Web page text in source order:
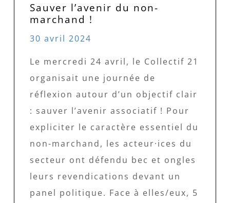
Sauver l’avenir du non-
marchand !
30 avril 2024
Le mercredi 24 avril, le Collectif 21
organisait une journée de
réflexion autour d’un objectif clair
: sauver l’avenir associatif ! Pour
expliciter le caractère essentiel du
non-marchand, les acteur·ices du
secteur ont défendu bec et ongles
leurs revendications devant un
panel politique. Face à elles/eux, 5